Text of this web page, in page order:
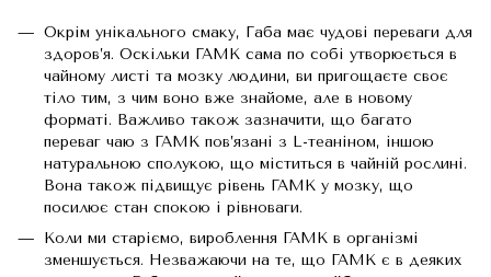
Окрім унікального смаку, Габа має чудові переваги для
здоров’я. Оскільки ГАМК сама по собі утворюється в
чайному листі та мозку людини, ви пригощаєте своє
тіло тим, з чим воно вже знайоме, але в новому
форматі. Важливо також зазначити, що багато
переваг чаю з ГАМК пов’язані з L-теаніном, іншою
натуральною сполукою, що міститься в чайній рослині.
Вона також підвищує рівень ГАМК у мозку, що
посилює стан спокою і рівноваги.
Коли ми старіємо, вироблення ГАМК в організмі
зменшується. Незважаючи на те, що ГАМК є в деяких